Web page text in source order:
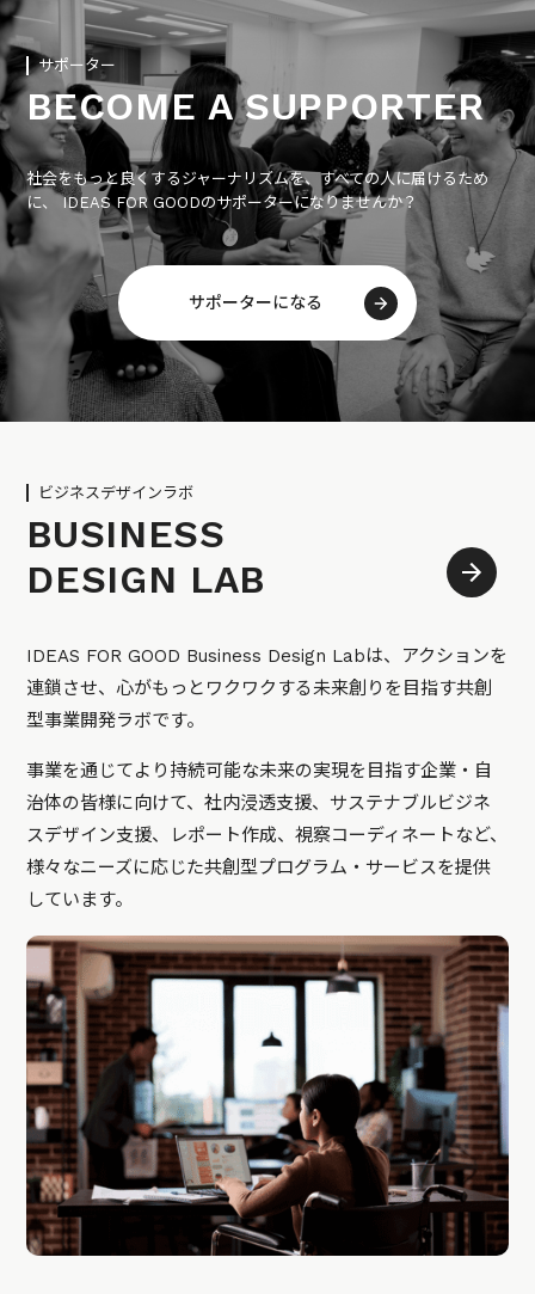
サポーター
BECOME A SUPPORTER
社会をもっと良くするジャーナリズムを、すべての人に届けるため
に、 IDEAS FOR GOODのサポーターになりませんか？
サポーターになる
ビジネスデザインラボ
BUSINESS
DESIGN LAB
IDEAS FOR GOOD Business Design Labは、アクションを
連鎖させ、心がもっとワクワクする未来創りを目指す共創
型事業開発ラボです。
事業を通じてより持続可能な未来の実現を目指す企業・自
治体の皆様に向けて、社内浸透支援、サステナブルビジネ
スデザイン支援、レポート作成、視察コーディネートなど、
様々なニーズに応じた共創型プログラム・サービスを提供
しています。